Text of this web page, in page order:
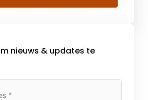
getuigen van een
focus op efficiëntie en
1912 lost Yanmar de
nieuws & updates te